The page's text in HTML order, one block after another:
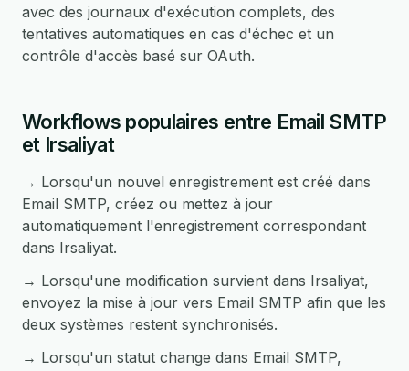
avec des journaux d'exécution complets, des
tentatives automatiques en cas d'échec et un
contrôle d'accès basé sur OAuth.
Workflows populaires entre Email SMTP
et Irsaliyat
→ Lorsqu'un nouvel enregistrement est créé dans
Email SMTP, créez ou mettez à jour
automatiquement l'enregistrement correspondant
dans Irsaliyat.
→ Lorsqu'une modification survient dans Irsaliyat,
envoyez la mise à jour vers Email SMTP afin que les
deux systèmes restent synchronisés.
→ Lorsqu'un statut change dans Email SMTP,